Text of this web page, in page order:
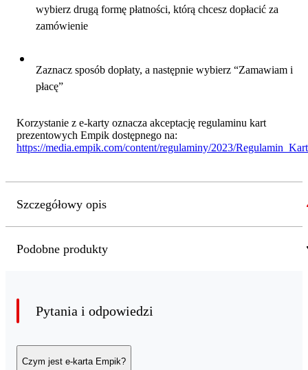
wybierz drugą formę płatności, którą chcesz dopłacić za
zamówienie
Zaznacz sposób dopłaty, a następnie wybierz “Zamawiam i
płacę”
Korzystanie z e-karty oznacza akceptację regulaminu kart
prezentowych Empik dostępnego na:
https://media.empik.com/content/regulaminy/2023/
Szczegółowy opis
Podobne produkty
Pytania i odpowiedzi
Czym jest e-karta Empik?